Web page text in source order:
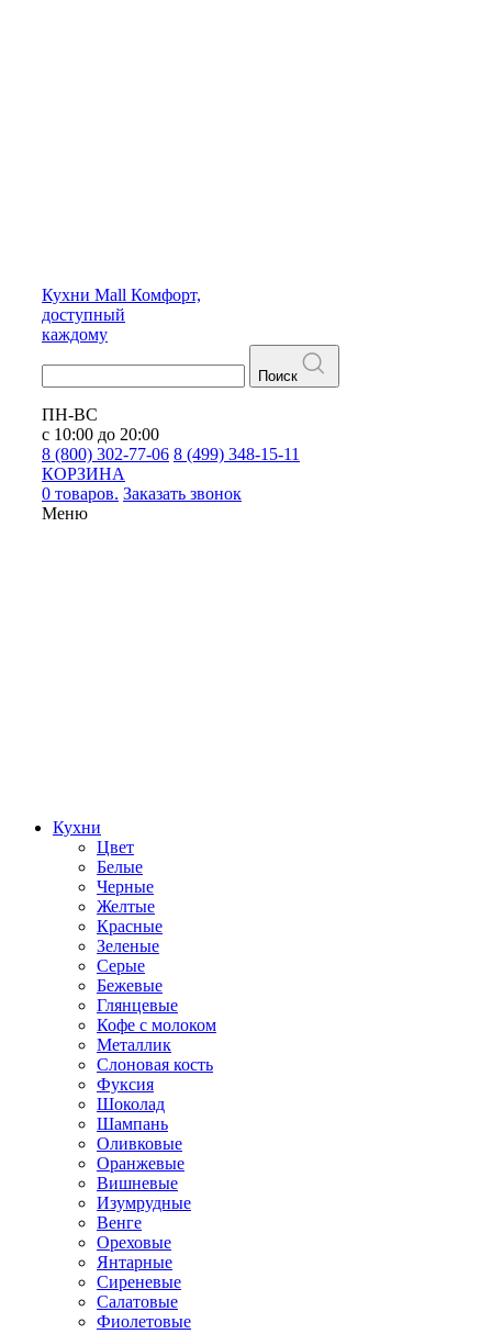
Кухни Mall Комфорт,
доступный
каждому
Поиск
ПН-ВС
с 10:00 до 20:00
8 (800) 302-77-06 8 (499) 348-15-11
КОРЗИНА
0 товаров. Заказать звонок
Меню
Кухни
Цвет
Белые
Черные
Желтые
Красные
Зеленые
Серые
Бежевые
Глянцевые
Кофе с молоком
Металлик
Слоновая кость
Фуксия
Шоколад
Шампань
Оливковые
Оранжевые
Вишневые
Изумрудные
Венге
Ореховые
Янтарные
Сиреневые
Салатовые
Фиолетовые